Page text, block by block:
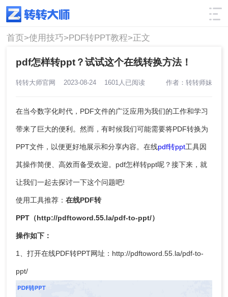
使用技巧 筛选
首页>使用技巧>PDF转PPT教程>正文
pdf怎样转ppt？试试这个在线转换方法！
转转大师官网 2023-08-24 1601人已阅读 作者：转转师妹
在当今数字化时代，PDF文件的广泛应用为我们的工作和学习
带来了巨大的便利。然而，有时候我们可能需要将PDF转换为
PPT文件，以便更好地展示和分享内容。在线pdf转ppt工具因
其操作简便、高效而备受欢迎。pdf怎样转ppt呢？接下来，就
让我们一起去探讨一下这个问题吧!
使用工具推荐：在线PDF转
PPT（http://pdftoword.55.la/pdf-to-ppt/）
操作如下：
1、打开在线PDF转PPT网址：http://pdftoword.55.la/pdf-to-
ppt/